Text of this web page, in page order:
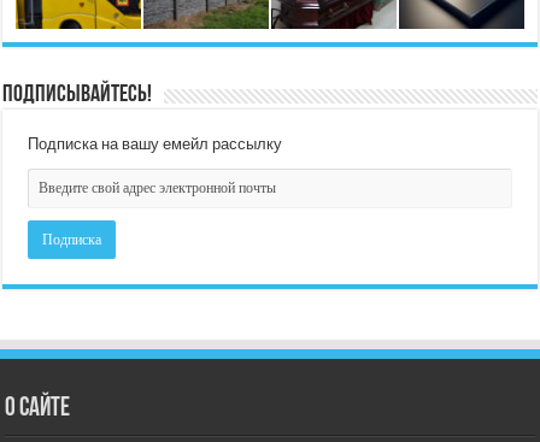
Подписывайтесь!
Подписка на вашу емейл рассылку
О сайте